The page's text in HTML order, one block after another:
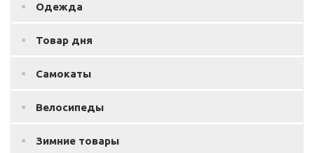
Одежда
Товар дня
Самокаты
Велосипеды
Зимние товары